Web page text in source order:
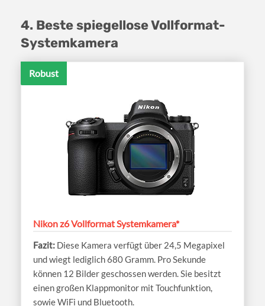
4. Beste spiegellose Vollformat-
Systemkamera
Robust
Nikon z6 Vollformat Systemkamera*
Diese Kamera verfügt über 24,5 Megapixel
und wiegt lediglich 680 Gramm. Pro Sekunde
können 12 Bilder geschossen werden. Sie besitzt
einen großen Klappmonitor mit Touchfunktion,
sowie WiFi und Bluetooth.